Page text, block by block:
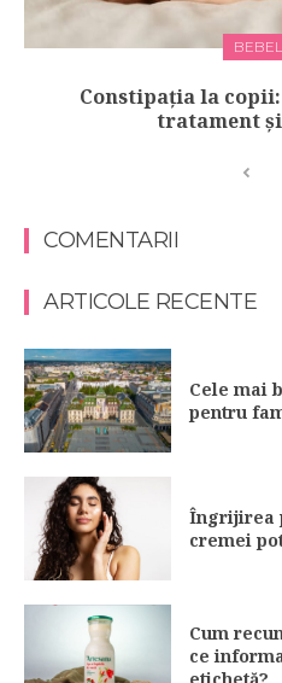
Constipația la
tratament
COMENTARII
ARTICOLE RECENTE
Cele mai
pentru
Îngrijirea
cremei
Cum
ce